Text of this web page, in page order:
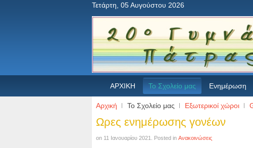
Τετάρτη, 05 Αυγούστου 2026
ΑΡΧΙΚΗ Το Σχολείο μας Ενημέρωση
Αρχική Το Σχολείο μας Εξωτερικοί χώροι
Ωρες ενημέρωσης γονέων
on 11 Ιανουαρίου 2021 . Posted in Ανακοινώσεις